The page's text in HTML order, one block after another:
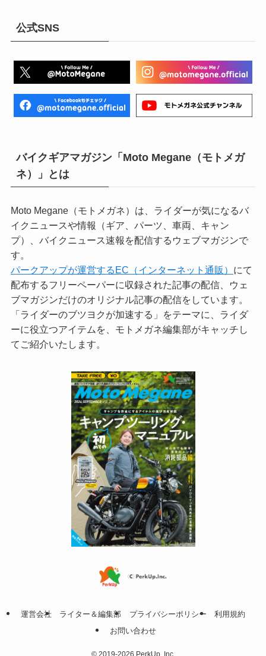
公式SNS
バイクギアマガジン「Moto Megane（モトメガ
ネ）」とは
Moto Megane（モトメガネ）は、ライダーが気になるバ
イクニュースや情報（ギア、パーツ、車両、キャン
プ）、バイクニュース速報を配信するウェブマガジンで
す。
パークアップが運営するEC（インターネット通販） にて
配布するフリーペーパーに収録された記事の配信、ウェ
ブマガジンだけのオリジナル記事の配信をしています。
「ライダーのブツヨクが加速する」をテーマに、ライダ
ーに役立つアイテムを、モトメガネ編集部がキャッチし
てご紹介いたします。
運営会社 ライター＆編集部 プライバシーポリシー
利用規約
お問い合わせ
©2019-2026 PerkUp. Inc.